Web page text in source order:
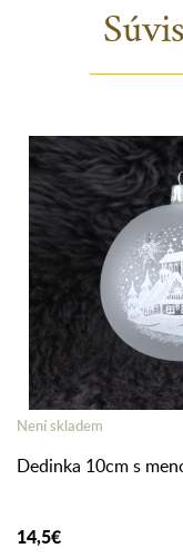
Není skladem
Dedinka 10cm s
14,5€